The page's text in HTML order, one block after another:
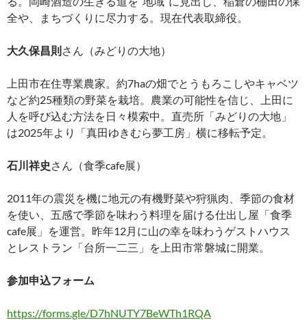
全や、まちづくりに尽力する。現在代表取締役。
大久保昌則さん（みどりの大地）
上田市在住専業農家。約7haの畑でとうもろこしやキャベツ
など約25種類の野菜を栽培。農業の可能性を信じ、上田に
人を呼び込む方法を日々模索中。直売所「みどりの大地」
は2025年より「真田ゆきむら夢工房」横に移転予定。
石川祥史 さん（食季cafe展）
2011年の震災を機に地元の有機野菜や狩猟肉、季節の食材
を使い、五感で季節を味わう料理を届ける仕出し屋「食季
cafe展」を運営。昨年12月に山の幸を味わうゲストハウス
とレストラン「台所一二三」を上田市常磐城に開業。
参加申込フォーム
https://forms.gle/D7hNUTY7BeWTh1RQA